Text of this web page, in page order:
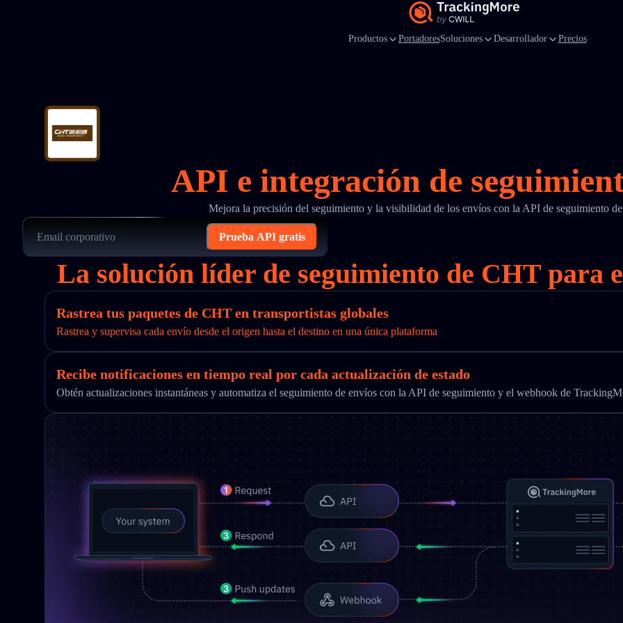
Productos PortadoresSoluciones Desarrollador Precios
API e integración de
Mejora la precisión del seguimiento y la visibilidad de los envíos con la API de seguimiento
Prueba API gratis
La solución líder de seguimiento de CHT para
Rastrea tus paquetes de CHT en transportistas globales
Rastrea y supervisa cada envío desde el origen hasta el destino en una única plataforma
Recibe notificaciones en tiempo real por cada actualización de estado
Obtén actualizaciones instantáneas y automatiza el seguimiento de envíos con la API de seguimiento y el webhook de